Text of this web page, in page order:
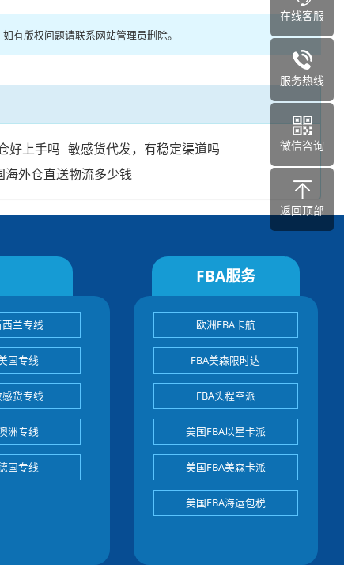
有版权问题请联系网站管理员删除。
好上手吗 敏感货代发，有稳定渠道吗
海外仓直送物流多少钱
兰专线
国专线
货专线
洲专线
国专线
FBA服务
欧洲FBA卡航
FBA美森限时达
FBA头程空派
美国FBA以星卡派
美国FBA美森卡派
美国FBA海运包税
在线客服
服务热线
微信咨询
返回顶部